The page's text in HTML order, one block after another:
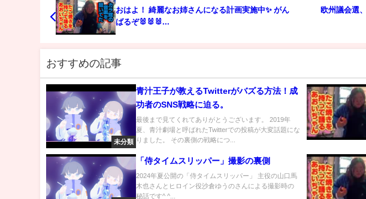
おはよ！ 綺麗なお姉さんになる計画実施中✨ がん
ばるぞ🐰🐰🐰...
欧州議会選
おすすめの記事
未分類
青汁王子が教えるTwitterがバズる方法！成
功者のSNS戦略に迫る。
最後まで見てくれてありがとうございます。 2019年
夏、青汁劇場と呼ばれたTwitterでの投稿が大変話題にな
りました。 その裏側の戦略につ...
「侍タイムスリッパー」撮影の裏側
2024年夏公開の「侍タイムスリッパー」 主役の山口馬
木也さんとヒロイン役沙倉ゆうのさんによる撮影時の
秘話です^ ^...